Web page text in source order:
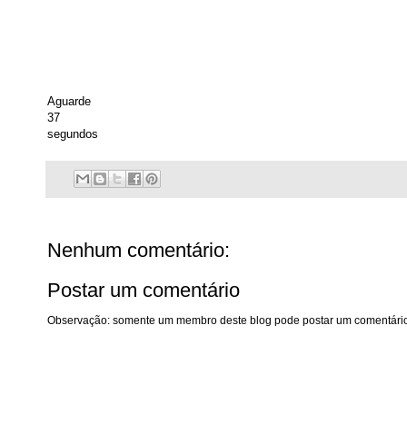
Aguarde
36
segundos
Nenhum comentário:
Postar um comentário
Observação: somente um membro deste blog pode postar um